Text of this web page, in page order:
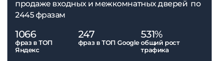
продаже входных и межкомнатных дверей по
2445 фразам
1066
фраз в ТОП
Яндекс
247
фраз в ТОП Google
531%
общий рост
трафика